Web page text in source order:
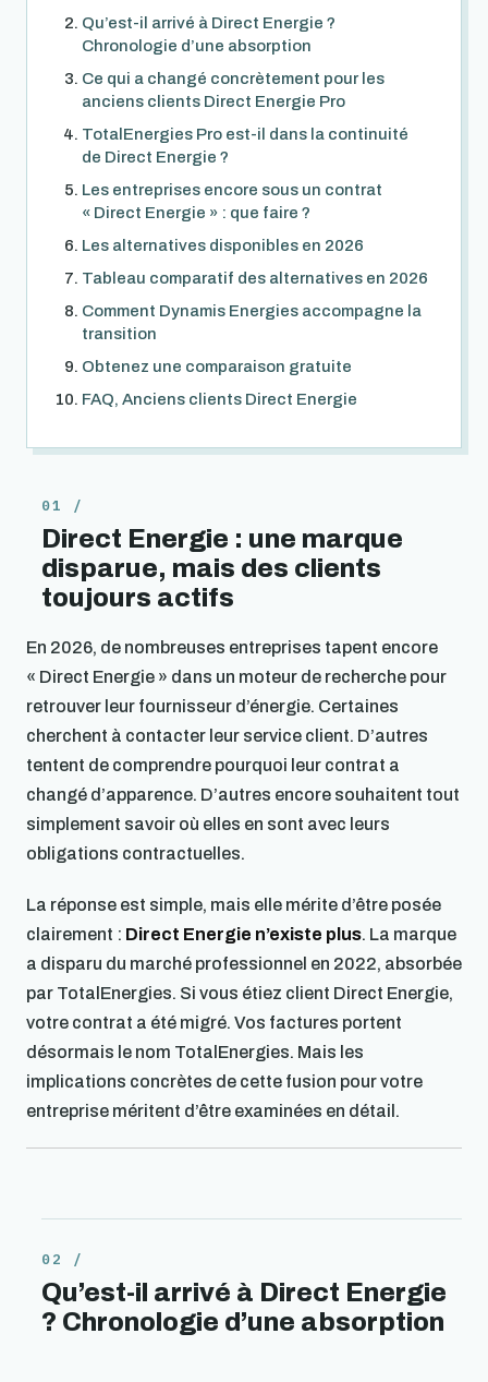
Qu’est-il arrivé à Direct Energie ?
Chronologie d’une absorption
Ce qui a changé concrètement pour les
anciens clients Direct Energie Pro
TotalEnergies Pro est-il dans la continuité
de Direct Energie ?
Les entreprises encore sous un contrat
« Direct Energie » : que faire ?
Les alternatives disponibles en 2026
Tableau comparatif des alternatives en 2026
Comment Dynamis Energies accompagne la
transition
Obtenez une comparaison gratuite
FAQ, Anciens clients Direct Energie
Direct Energie : une marque
disparue, mais des clients
toujours actifs
En 2026, de nombreuses entreprises tapent encore
« Direct Energie » dans un moteur de recherche pour
retrouver leur fournisseur d’énergie. Certaines
cherchent à contacter leur service client. D’autres
tentent de comprendre pourquoi leur contrat a
changé d’apparence. D’autres encore souhaitent tout
simplement savoir où elles en sont avec leurs
obligations contractuelles.
La réponse est simple, mais elle mérite d’être posée
clairement : Direct Energie n’existe plus. La marque
a disparu du marché professionnel en 2022, absorbée
par TotalEnergies. Si vous étiez client Direct Energie,
votre contrat a été migré. Vos factures portent
désormais le nom TotalEnergies. Mais les
implications concrètes de cette fusion pour votre
entreprise méritent d’être examinées en détail.
Qu’est-il arrivé à Direct Energie
? Chronologie d’une absorption